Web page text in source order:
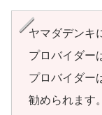
ヤマダデンキ
プロバイダー
プロバイダー
勧められます。